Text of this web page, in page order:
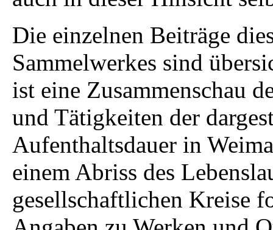
Die einzelnen Beiträge
Sammelwerkes sind
ist eine Zusammenschau
und Tätigkeiten der
Aufenthaltsdauer in
einem Abriss des
gesellschaftlichen Kreise